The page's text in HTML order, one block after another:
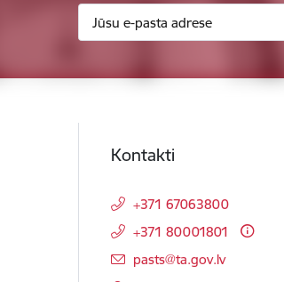
Kontakti
+371 67063800
+371 80001801
E-pasts:
pasts@ta.gov.lv